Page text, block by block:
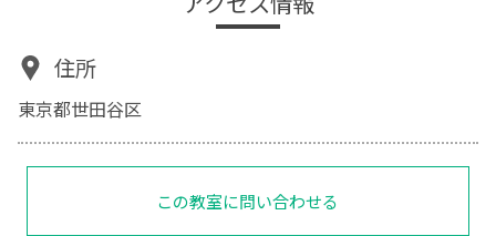
住所
東京都世田谷区
この教室に問い合わせる